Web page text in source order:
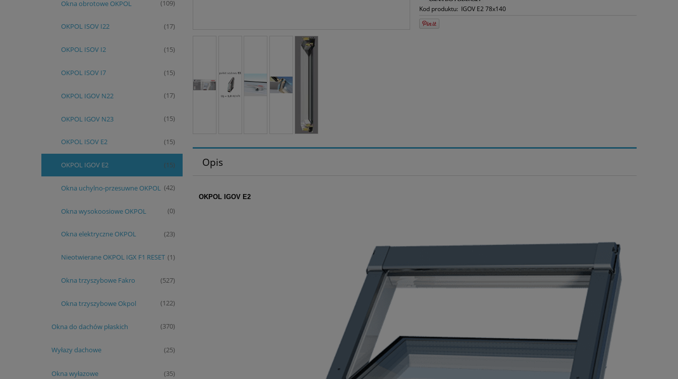
Okna obrotowe OKPOL (109)
OKPOL ISOV I22 (17)
OKPOL ISOV I2 (15)
OKPOL ISOV I7 (15)
OKPOL IGOV N22 (17)
OKPOL IGOV N23 (15)
OKPOL ISOV E2 (15)
OKPOL IGOV E2 (15)
Okna uchylno-przesuwne OKPOL (42)
Okna wysokoosiowe OKPOL (0)
Okna elektryczne OKPOL (23)
Nieotwierane OKPOL IGX F1 RESET (1)
Okna trzyszybowe Fakro (527)
Okna trzyszybowe Okpol (122)
Okna do dachów płaskich (370)
Wyłazy dachowe (25)
Okna wyłazowe (35)
Kod produktu: IGOV E2 78x140
Opis
OKPOL IGOV E2